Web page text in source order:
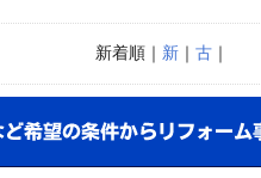
新着順｜ 新｜ 古｜